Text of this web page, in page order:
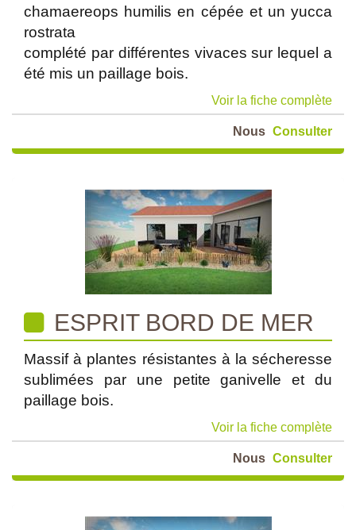
chamaereops humilis en cépée et un yucca
rostrata
complété par différentes vivaces sur lequel a
été mis un paillage bois.
Voir la fiche complète
Nous Consulter
ESPRIT BORD DE MER
Massif à plantes résistantes à la sécheresse
sublimées par une petite ganivelle et du
paillage bois.
Voir la fiche complète
Nous Consulter